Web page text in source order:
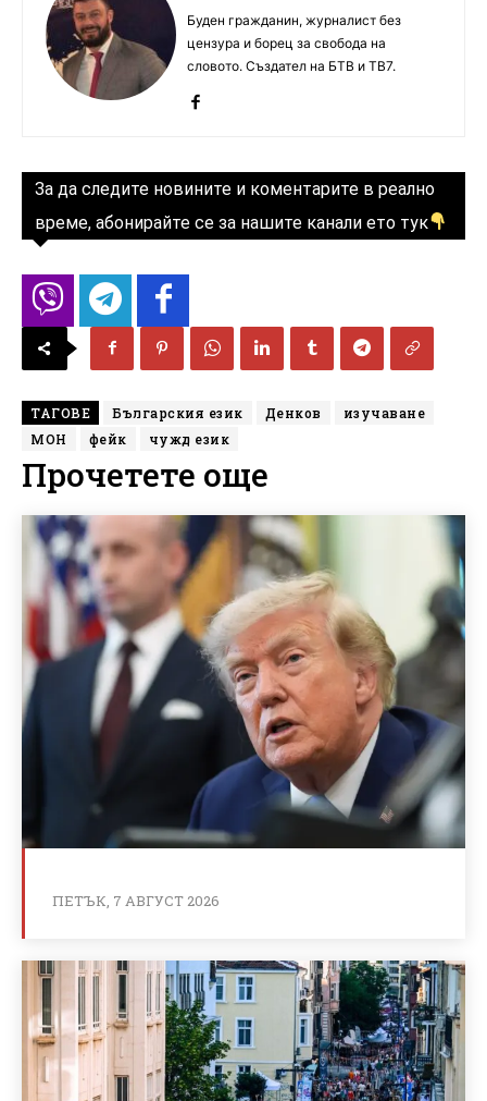
Буден гражданин, журналист без
цензура и борец за свобода на
словото. Създател на БТВ и ТВ7.
За да следите новините и коментарите в реално
време, абонирайте се за нашите канали ето тук
ТАГОВЕ Българския език Денков
изучаване
МОН
фейк чужд език
Прочетете още
ПЕТЪК, 7 АВГУСТ 2026